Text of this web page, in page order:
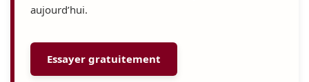
aujourd’hui.
Essayer gratuitement